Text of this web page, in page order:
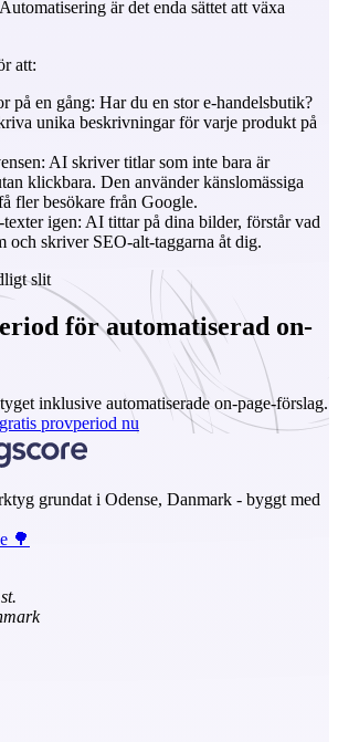
är det enda sättet att växa
att:
på en gång: Har du en stor e-handelsbutik?
unika beskrivningar för varje produkt på
AI skriver titlar som inte bara är
klickbara. Den använder känslomässiga
fler besökare från Google.
igen: AI tittar på dina bilder, förstår vad
och skriver SEO-alt-taggarna åt dig.
slit
för automatiserad on-
inklusive automatiserade on-page-förslag.
provperiod nu
grundat i Odense, Danmark - byggt med
🌳